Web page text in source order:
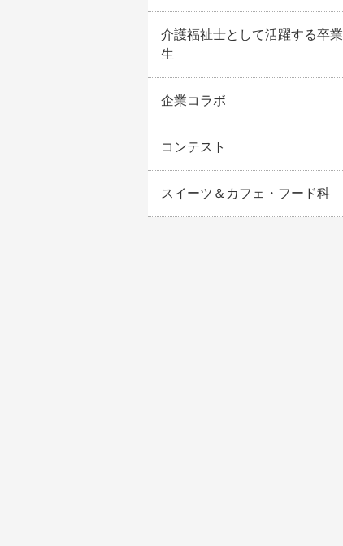
介護福祉士として活躍する卒業
生
企業コラボ
コンテスト
スイーツ＆カフェ・フード科